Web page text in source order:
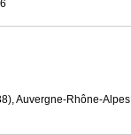
Auvergne-Rhône-Alpes